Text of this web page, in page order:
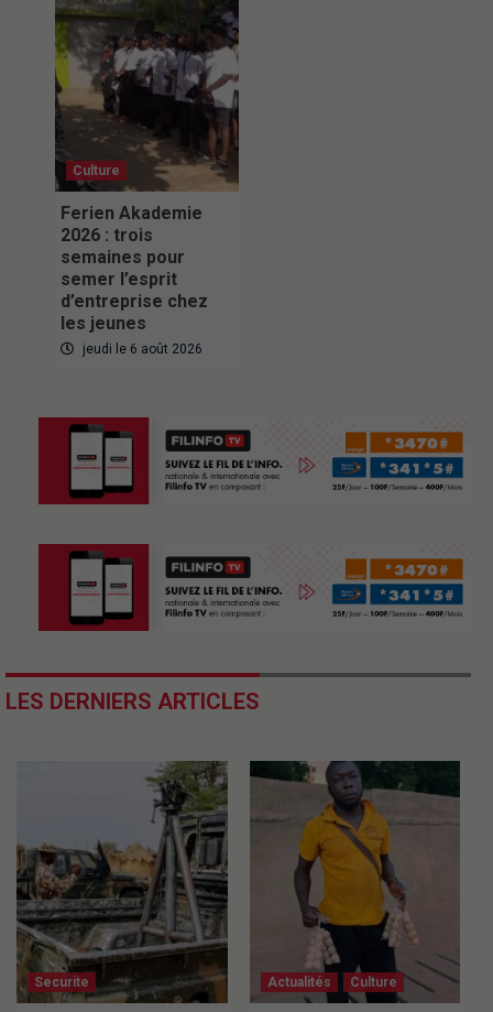
Culture
Ferien Akademie
2026 : trois
semaines pour
semer l’esprit
d’entreprise chez
les jeunes
jeudi le 6 août 2026
LES DERNIERS ARTICLES
Securite Actualités Culture